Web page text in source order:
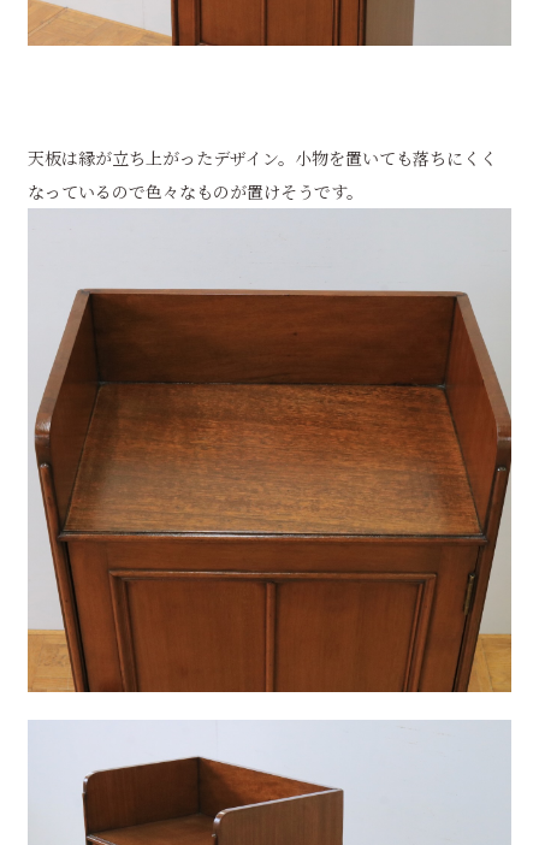
天板は縁が立ち上がったデザイン。小物を置いても落ちにくく
なっているので色々なものが置けそうです。